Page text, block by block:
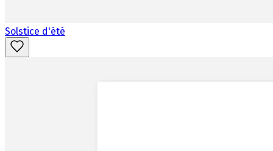
Solstice d'été